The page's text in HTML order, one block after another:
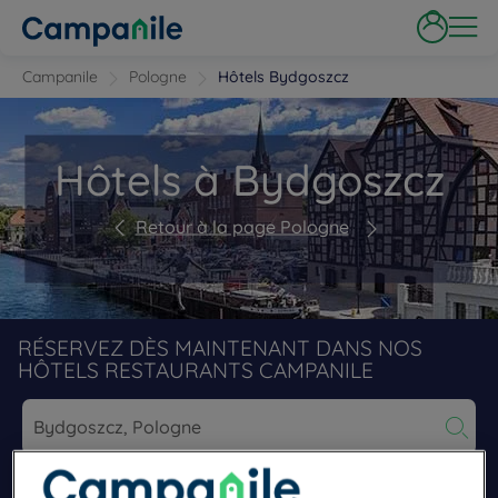
Campanile Pologne Hôtels Bydgoszcz
Hôtels à Bydgoszcz
Retour à la page Pologne
RÉSERVEZ DÈS MAINTENANT DANS NOS
HÔTELS RESTAURANTS CAMPANILE